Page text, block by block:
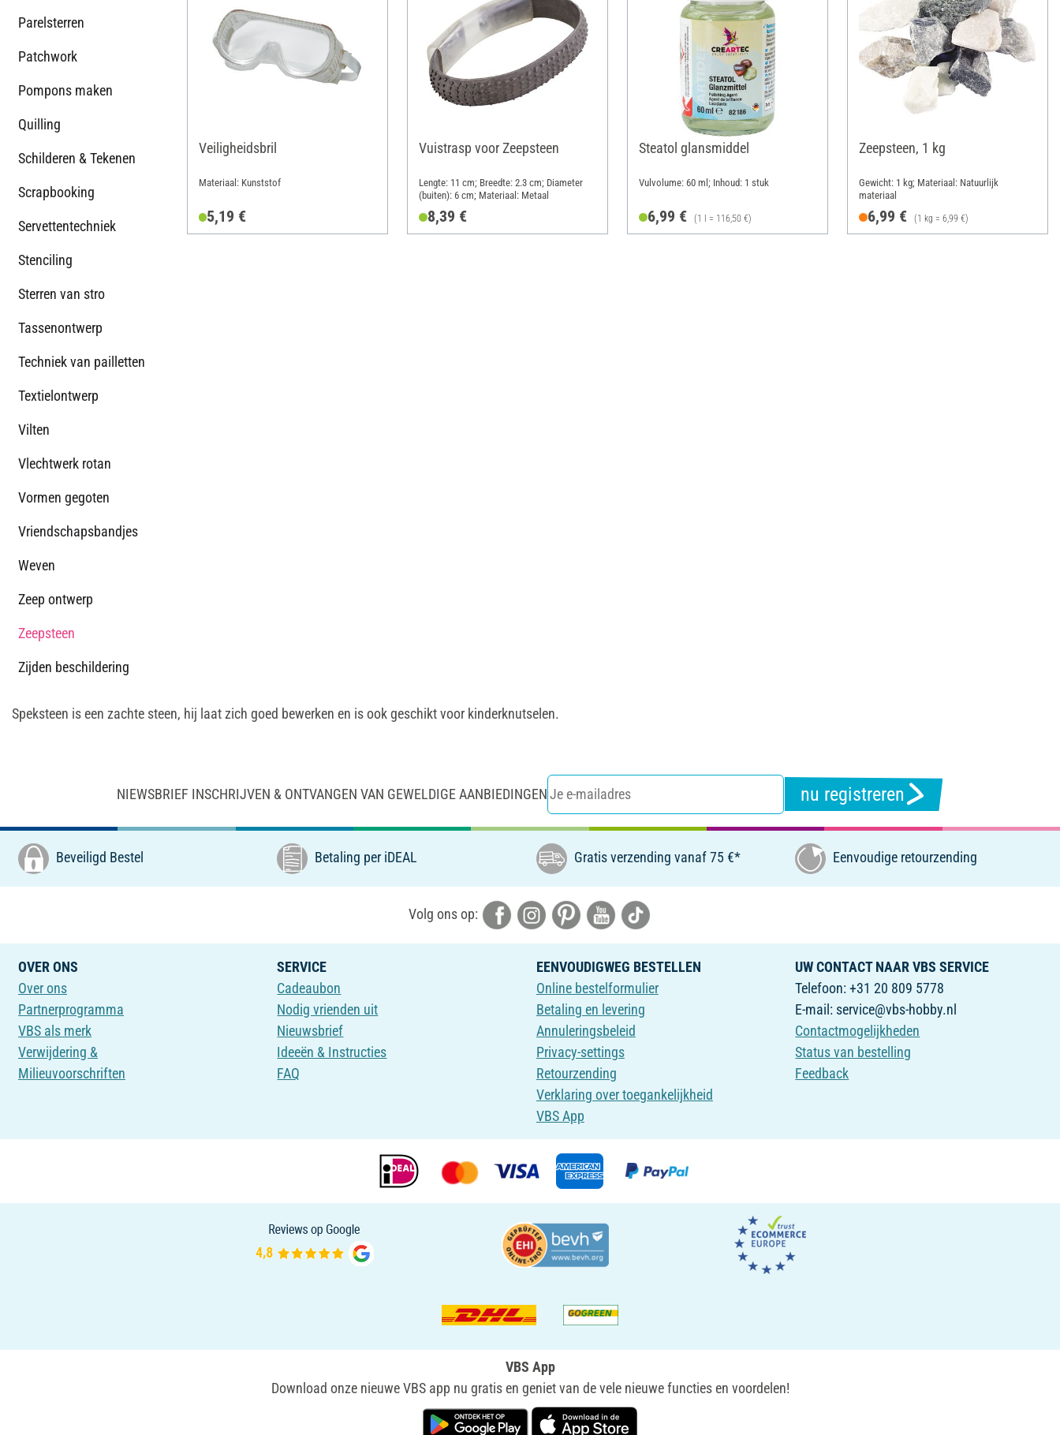
Parelsterren
Patchwork
Pompons maken
Quilling
Schilderen & Tekenen
Scrapbooking
Servettentechniek
Stenciling
Sterren van stro
Tassenontwerp
Techniek van pailletten
Textielontwerp
Vilten
Vlechtwerk rotan
Vormen gegoten
Vriendschapsbandjes
Weven
Zeep ontwerp
Zeepsteen
Zijden beschildering
Veiligheidsbril
Materiaal: Kunststof
5,19 €
Vuistrasp voor Zeepsteen
Lengte: 11 cm; Breedte: 2.3 cm; Diameter
(buiten): 6 cm; Materiaal: Metaal
8,39 €
Steatol glansmiddel
Vulvolume: 60 ml; Inhoud: 1 stuk
6,99 € (1 l = 116,50 €)
Zeepsteen, 1 kg
Gewicht: 1 kg; Materiaal: Natuurlijk
materiaal
6,99 € (1 kg = 6,99 €)
Speksteen is een zachte steen, hij laat zich goed bewerken en is ook geschikt voor kinderknutselen.
NIEWSBRIEF INSCHRIJVEN & ONTVANGEN VAN GEWELDIGE AANBIEDINGEN nu registreren
Beveiligd Bestel Betaling per iDEAL Gratis verzending vanaf 75 €* Eenvoudige retourzending
Volg ons op:
OVER ONS
Over ons
Partnerprogramma
VBS als merk
Verwijdering &
Milieuvoorschriften
SERVICE
Cadeaubon
Nodig vrienden uit
Nieuwsbrief
Ideeën & Instructies
FAQ
EENVOUDIGWEG BESTELLEN
Online bestelformulier
Betaling en levering
Annuleringsbeleid
Privacy-settings
Retourzending
Verklaring over toegankelijkheid
VBS App
UW CONTACT NAAR VBS SERVICE
Telefoon: +31 20 809 5778
E-mail: service@vbs-hobby.nl
Contactmogelijkheden
Status van bestelling
Feedback
VBS App
Download onze nieuwe VBS app nu gratis en geniet van de vele nieuwe functies en voordelen!